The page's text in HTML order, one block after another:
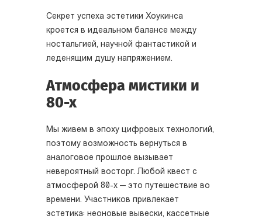
Секрет успеха эстетики Хоукинса
кроется в идеальном балансе между
ностальгией, научной фантастикой и
леденящим душу напряжением.
Атмосфера мистики и
80-х
Мы живем в эпоху цифровых технологий,
поэтому возможность вернуться в
аналоговое прошлое вызывает
невероятный восторг. Любой квест с
атмосферой 80-х — это путешествие во
времени. Участников привлекает
эстетика: неоновые вывески, кассетные